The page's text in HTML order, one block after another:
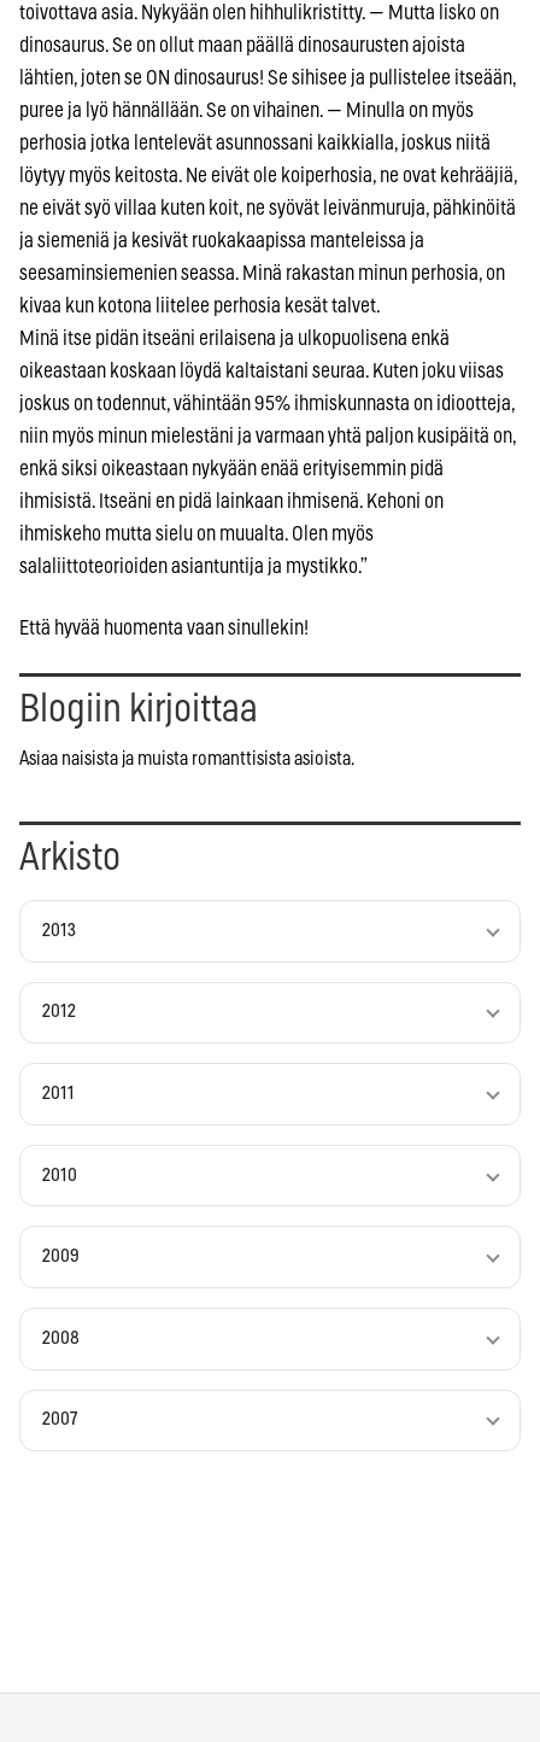
toivottava asia. Nykyään olen hihhulikristitty. — Mutta lisko on
dinosaurus. Se on ollut maan päällä dinosaurusten ajoista
lähtien, joten se ON dinosaurus! Se sihisee ja pullistelee itseään,
puree ja lyö hännällään. Se on vihainen. — Minulla on myös
perhosia jotka lentelevät asunnossani kaikkialla, joskus niitä
löytyy myös keitosta. Ne eivät ole koiperhosia, ne ovat kehrääjiä,
ne eivät syö villaa kuten koit, ne syövät leivänmuruja, pähkinöitä
ja siemeniä ja kesivät ruokakaapissa manteleissa ja
seesaminsiemenien seassa. Minä rakastan minun perhosia, on
kivaa kun kotona liitelee perhosia kesät talvet.
Minä itse pidän itseäni erilaisena ja ulkopuolisena enkä
oikeastaan koskaan löydä kaltaistani seuraa. Kuten joku viisas
joskus on todennut, vähintään 95% ihmiskunnasta on idiootteja,
niin myös minun mielestäni ja varmaan yhtä paljon kusipäitä on,
enkä siksi oikeastaan nykyään enää erityisemmin pidä
ihmisistä. Itseäni en pidä lainkaan ihmisenä. Kehoni on
ihmiskeho mutta sielu on muualta. Olen myös
salaliittoteorioiden asiantuntija ja mystikko.”
Että hyvää huomenta vaan sinullekin!
Blogiin kirjoittaa
Asiaa naisista ja muista romanttisista asioista.
Arkisto
2013
2012
2011
2010
2009
2008
2007